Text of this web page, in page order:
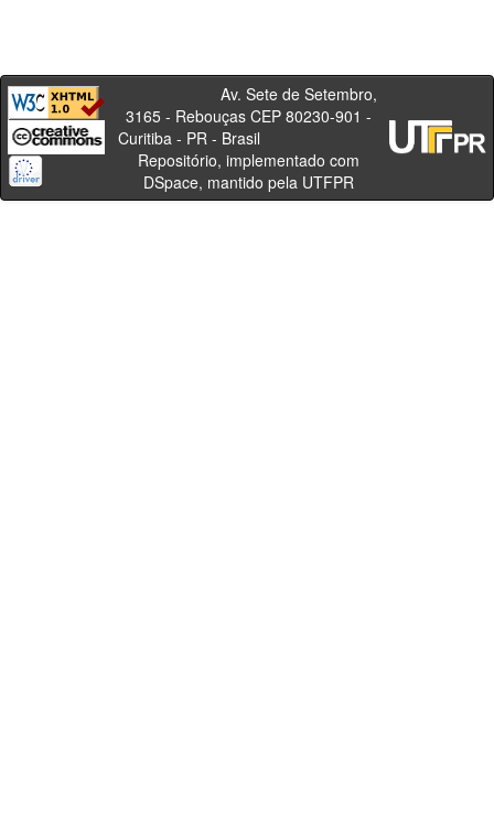
Av. Sete de Setembro,
3165 - Rebouças CEP 80230-901 -
Curitiba - PR - Brasil
Repositório, implementado com
DSpace, mantido pela UTFPR